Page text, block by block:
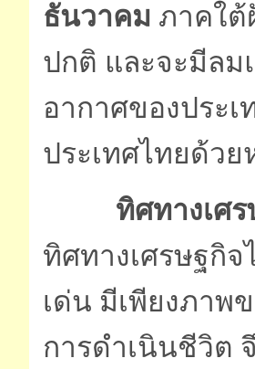
ธันวาคม ภาคใต้
ปกติ และจะมีล
อากาศของประ
ประเทศไทยด้วย
ทิศทางเศ
ทิศทางเศรษฐกิ
เด่น มีเพียงภาพ
การดำเนินชีวิต